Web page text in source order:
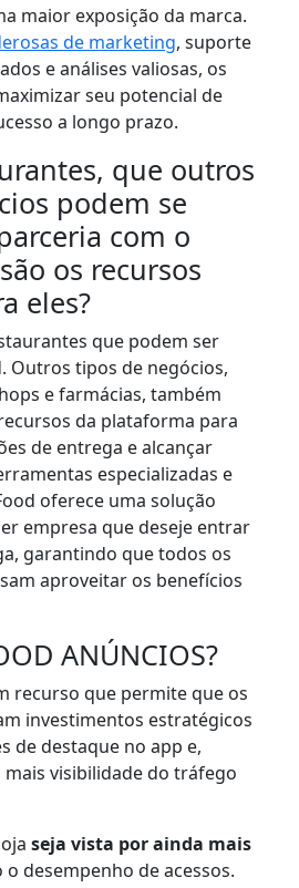
maior exposição da marca.
de marketing, suporte
e análises valiosas, os
seu potencial de
a longo prazo.
que outros
podem se
com o
os recursos
eles?
que podem ser
Outros tipos de negócios,
e farmácias, também
da plataforma para
de entrega e alcançar
especializadas e
oferece uma solução
empresa que deseje entrar
garantindo que todos os
aproveitar os benefícios
ANÚNCIOS?
recurso que permite que os
investimentos estratégicos
de destaque no app e,
visibilidade do tráfego
seja vista por ainda mais
desempenho de acessos.